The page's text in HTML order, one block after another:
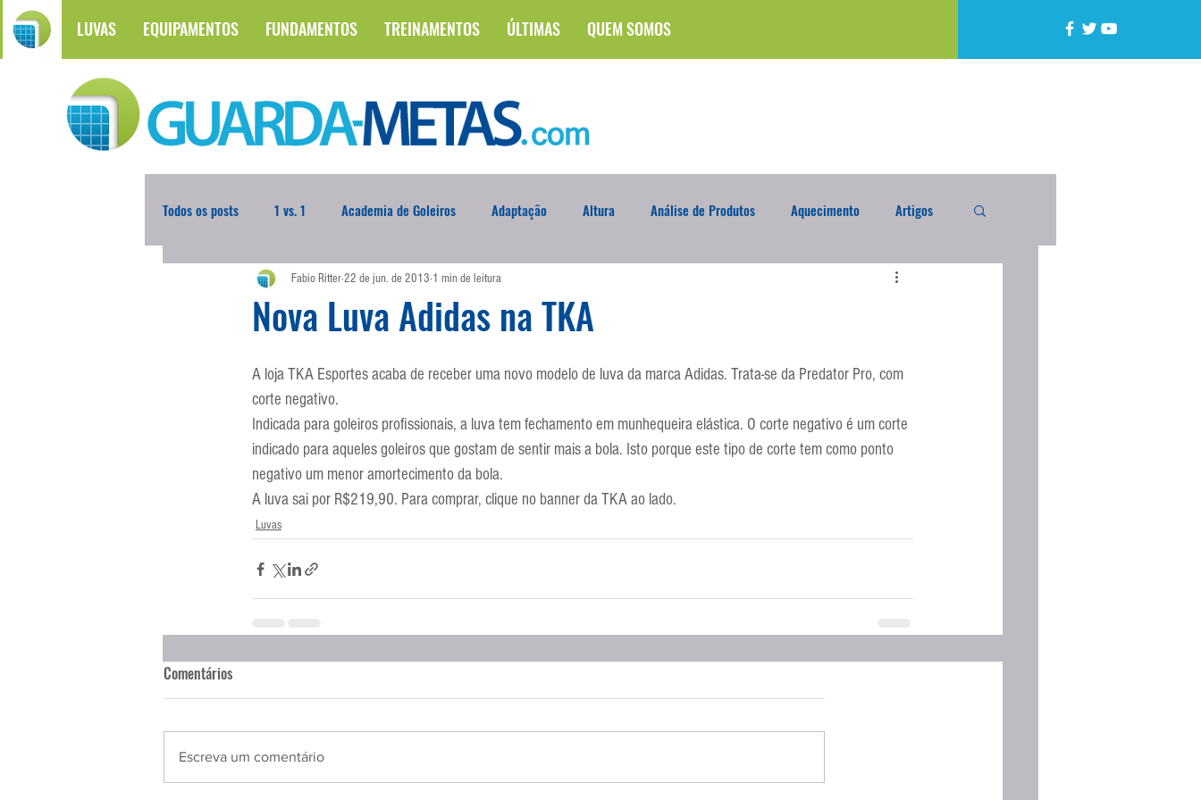
LUVAS EQUIPAMENTOS FUNDAMENTOS TREINAMENTOS ÚLTIMAS QUEM SOMOS
Todos os posts 1 vs. 1 Academia de Goleiros Adaptação Altura Análise de Produtos Aquecimento Artigos
Atualidades Blogoleiro da Semana Brasileirão Compra Exterior
Entrevistas Equipamentos Escola Alemã Escola Americana Escola Argentina Escola Espanhola
Escola Francesa Escola Inglesa
Nova Luva Adidas na TKA
Fabio Ritter22 de jun. de 2013 1 min de leitura
A loja TKA Esportes acaba de receber uma novo modelo de luva da marca Adidas. Trata-se da Predator Pro, com
corte negativo.
Indicada para goleiros profissionais, a luva tem fechamento em munhequeira elástica. O corte negativo é um corte
indicado para aqueles goleiros que gostam de sentir mais a bola. Isto porque este tipo de corte tem como ponto
negativo um menor amortecimento da bola.
A luva sai por R$219,90. Para comprar, clique no banner da TKA ao lado.
Luvas
Comentários
Escreva um comentário